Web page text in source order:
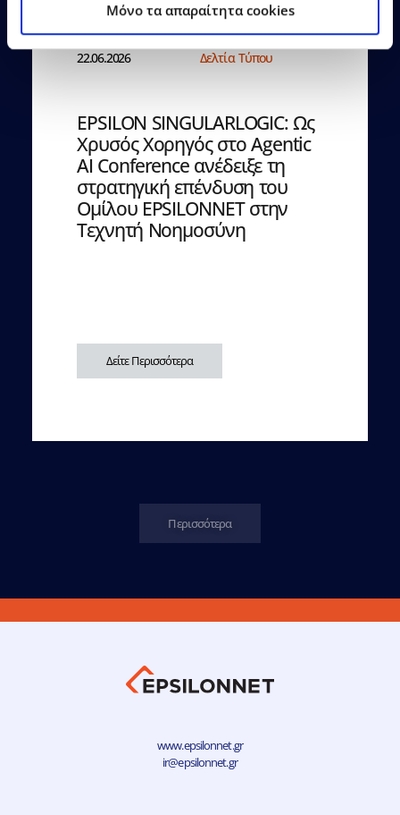
Mόνο τα απαραίτητα cookies
22.06.2026 Δελτία Τύπου
EPSILON SINGULARLOGIC: Ως
Χρυσός Χορηγός στο Agentic
AI Conference ανέδειξε τη
στρατηγική επένδυση του
Ομίλου EPSILONNET στην
Τεχνητή Νοημοσύνη
Δείτε Περισσότερα
Περισσότερα
www.epsilonnet.gr
ir@epsilonnet.gr